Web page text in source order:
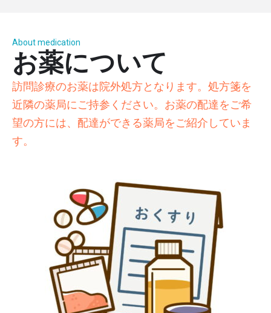
About medication
お薬について
訪問診療のお薬は院外処方となります。処方箋を
近隣の薬局にご持参ください。お薬の配達をご希
望の方には、配達ができる薬局をご紹介していま
す。